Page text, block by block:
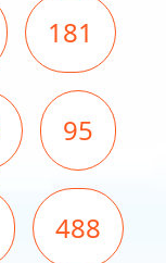
181
95
488